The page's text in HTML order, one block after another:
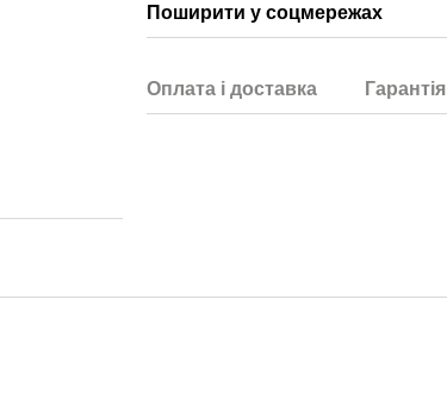
Поширити у соцмережах
Оплата і доставка Гарантія